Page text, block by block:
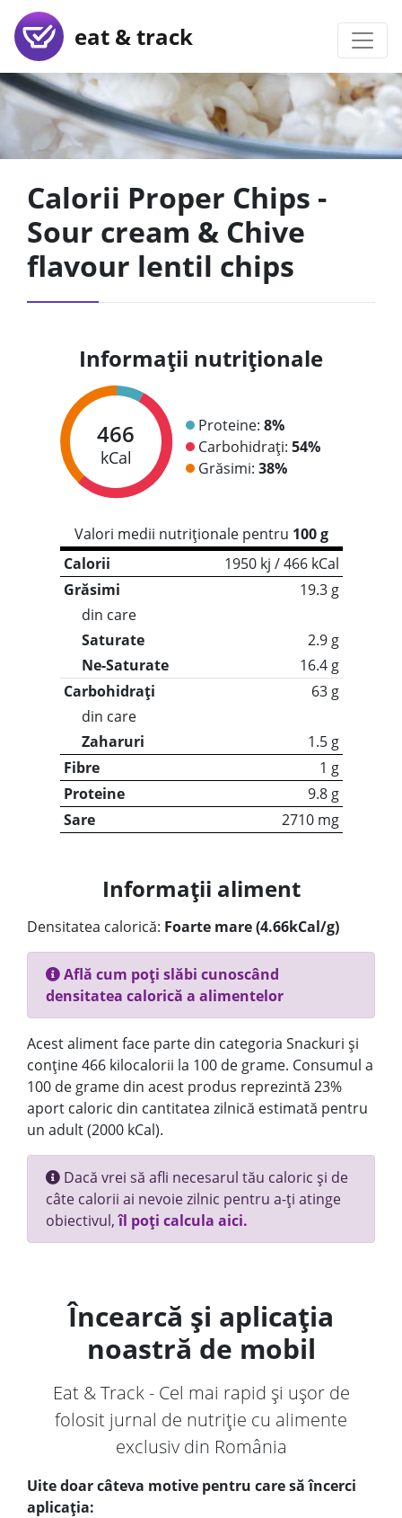
eat & track
Calorii Proper Chips -
Sour cream & Chive
flavour lentil chips
Informații nutriționale
466
kCal
Proteine: 8%
Carbohidrați: 54%
Grăsimi: 38%
Valori medii nutriționale pentru 100 g
Calorii
1950 kj / 466 kCal
Grăsimi
19.3 g
din care
Saturate
2.9 g
Ne-Saturate
16.4 g
Carbohidrați
63 g
din care
Zaharuri
1.5 g
Fibre
1 g
Proteine
9.8 g
Sare
2710 mg
Informații aliment
Densitatea calorică: Foarte mare (4.66kCal/g)
Află cum poți slăbi cunoscând
densitatea calorică a alimentelor
Acest aliment face parte din categoria Snackuri și
conține 466 kilocalorii la 100 de grame. Consumul a
100 de grame din acest produs reprezintă 23%
aport caloric din cantitatea zilnică estimată pentru
un adult (2000 kCal).
Dacă vrei să afli necesarul tău caloric și de
câte calorii ai nevoie zilnic pentru a-ți atinge
obiectivul,îl poți calcula aici.
Încearcă și aplicația
noastră de mobil
Eat & Track - Cel mai rapid și ușor de
folosit jurnal de nutriție cu alimente
exclusiv din România
Uite doar câteva motive pentru care să încerci
aplicația: